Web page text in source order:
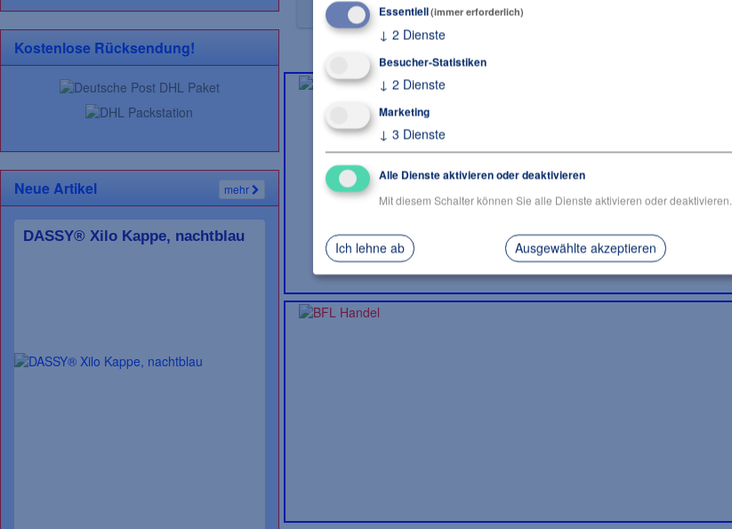
Essentiell(immer erforderlich)
↓ 2 Dienste
Besucher-Statistiken
↓ 2 Dienste
Marketing
↓ 3 Dienste
Alle Dienste aktivieren oder deaktivieren
Mit diesem Schalter können Sie alle Dienste aktivieren oder deaktivieren.
Ich lehne ab Ausgewählte akzeptieren
Kostenlose Rücksendung!
mehr
Neue Artikel
DASSY® Xilo Kappe, nachtblau